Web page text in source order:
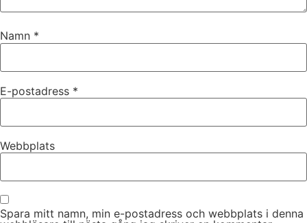
Namn *
E-postadress *
Webbplats
Spara mitt namn, min e-postadress och webbplats i denna